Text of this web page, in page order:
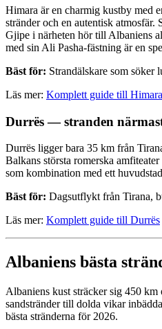
Himara är en charmig kustby med
stränder och en autentisk atmosfär.
Gjipe i närheten hör till Albaniens
med sin Ali Pasha-fästning är en
Bäst för: Strandälskare som söker
Läs mer: Komplett guide till Himara
Durrës — stranden
Durrës ligger bara 35 km från
Balkans största romerska
som kombination med ett
Bäst för: Dagsutflykt från Tirana,
Läs mer: Komplett guide till Durrës
Albaniens bästa
Albaniens kust sträcker sig 450
sandstränder till dolda vikar
bästa stränderna för 2026.